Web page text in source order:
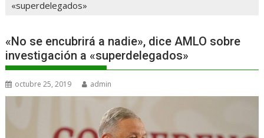
«superdelegados»
«No se encubrirá a nadie», dice AMLO sobre
investigación a «superdelegados»
octubre 25, 2019 admin